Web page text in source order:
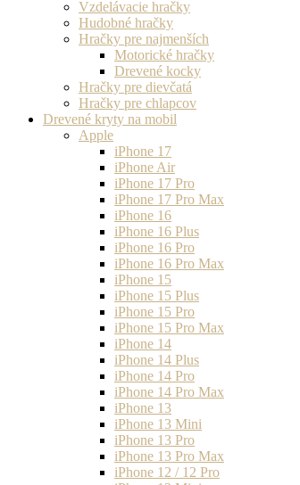
Vzdelávacie hračky
Hudobné hračky
Hračky pre najmenších
Motorické hračky
Drevené kocky
Hračky pre dievčatá
Hračky pre chlapcov
Drevené kryty na mobil
Apple
iPhone 17
iPhone Air
iPhone 17 Pro
iPhone 17 Pro Max
iPhone 16
iPhone 16 Plus
iPhone 16 Pro
iPhone 16 Pro Max
iPhone 15
iPhone 15 Plus
iPhone 15 Pro
iPhone 15 Pro Max
iPhone 14
iPhone 14 Plus
iPhone 14 Pro
iPhone 14 Pro Max
iPhone 13
iPhone 13 Mini
iPhone 13 Pro
iPhone 13 Pro Max
iPhone 12 / 12 Pro